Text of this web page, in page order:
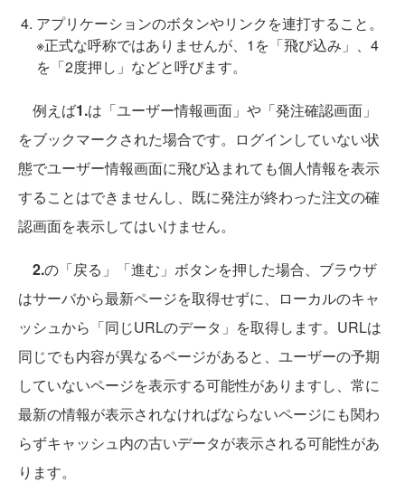
アプリケーションのボタンやリンクを連打すること。
※正式な呼称ではありませんが、1を「飛び込み」、4
を「2度押し」などと呼びます。
例えば1.は「ユーザー情報画面」や「発注確認画面」
をブックマークされた場合です。ログインしていない状
態でユーザー情報画面に飛び込まれても個人情報を表示
することはできませんし、既に発注が終わった注文の確
認画面を表示してはいけません。
2.の「戻る」「進む」ボタンを押した場合、ブラウザ
はサーバから最新ページを取得せずに、ローカルのキャ
ッシュから「同じURLのデータ」を取得します。URLは
同じでも内容が異なるページがあると、ユーザーの予期
していないページを表示する可能性がありますし、常に
最新の情報が表示されなければならないページにも関わ
らずキャッシュ内の古いデータが表示される可能性があ
ります。